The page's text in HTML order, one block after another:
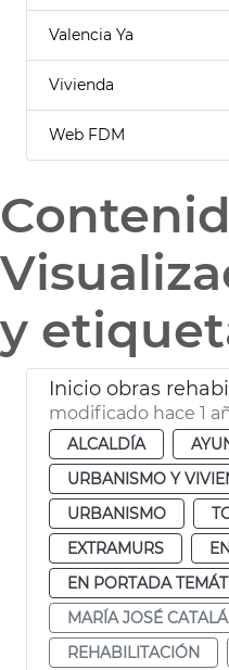
Valencia Ya
Vivienda
Web FDM
y
modificado hace 1
ALCALDÍA
URBANISMO Y
URBANISMO
EXTRAMURS
EN PORTADA
MARÍA JOSÉ CATALÁ
REHABILITACIÓN